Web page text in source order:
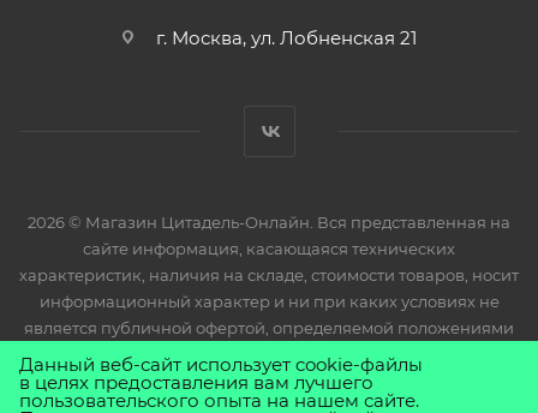
г. Москва, ул. Лобненская 21
2026 © Магазин Цитадель-Онлайн. Вся представленная на
сайте информация, касающаяся технических
характеристик, наличия на складе, стоимости товаров, носит
информационный характер и ни при каких условиях не
является публичной офертой, определяемой положениями
Статьи 437(2) Гражданского кодекса РФ.
Данный веб-сайт использует cookie-файлы
в целях предоставления вам лучшего
пользовательского опыта на нашем сайте.